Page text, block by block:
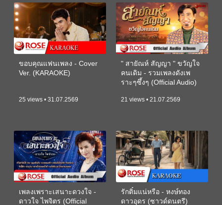
ขอบคุณแฟนเพลง - Cover
Ver. (KARAOKE)
25 views • 31.07.2569
" สายัณห์ สัญญา " ขวัญใจ
คนเดิม - รวมเพลงดังเพ
ราะๆซึ้งๆ (Official Audio)
21 views • 21.07.2569
เพลงเพราะเสนาะดวงใจ -
ดาวใจ ไพจิตร (Official
รักติ๋มแน่หรือ - หงษ์ทอง
ดาวอุดร (ซาวด์ดนตรี)